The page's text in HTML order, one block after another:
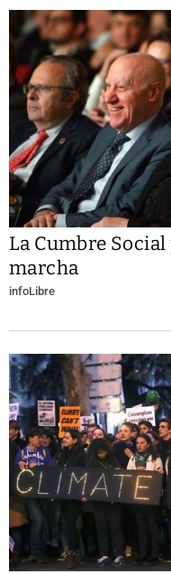
La Cumbre
marcha
infoLibre